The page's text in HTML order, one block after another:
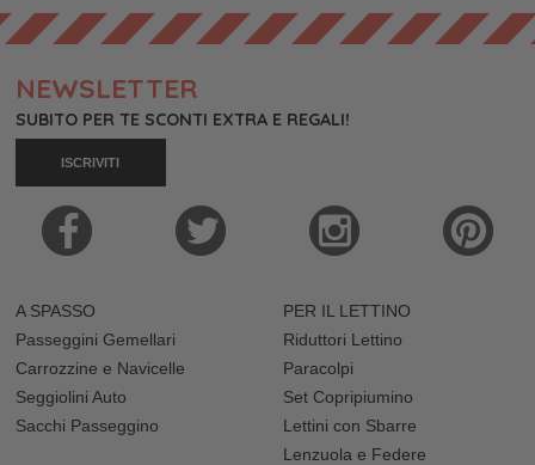
NEWSLETTER
SUBITO PER TE SCONTI EXTRA E REGALI!
ISCRIVITI
A SPASSO
Passeggini Gemellari
Carrozzine e Navicelle
Seggiolini Auto
Sacchi Passeggino
PER IL LETTINO
Riduttori Lettino
Paracolpi
Set Copripiumino
Lettini con Sbarre
Lenzuola e Federe